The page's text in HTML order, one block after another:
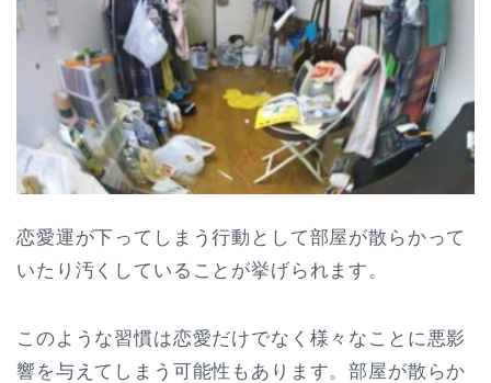
恋愛運が下ってしまう行動として部屋が散らかって
いたり汚くしていることが挙げられます。
このような習慣は恋愛だけでなく様々なことに悪影
響を与えてしまう可能性もあります。部屋が散らか